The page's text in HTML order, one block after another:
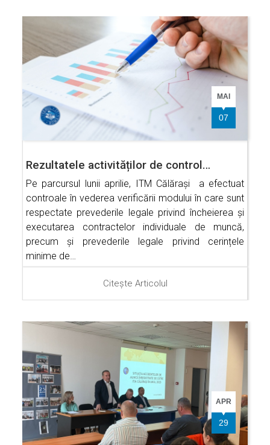
MAI
07
Rezultatele activităților de control…
Pe parcursul lunii aprilie, ITM Călărași a efectuat
controale în vederea verificării modului în care sunt
respectate prevederile legale privind încheierea și
executarea contractelor individuale de muncă,
precum și prevederile legale privind cerințele
minime de…
Citește Articolul
APR
29